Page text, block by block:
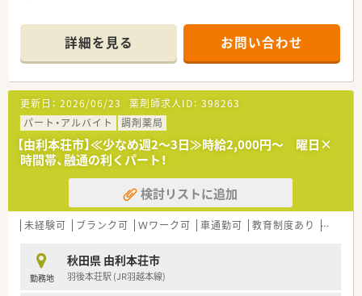
詳細を見る お問い合わせ
更新日： 2026/06/23 薬剤師求人ID： 398263
パート・アルバイト
調剤薬局
【由利本荘市】≪少なめ週2～3日≫時給2,000円～ 曜日×
時間帯、融通の利くパート！
検討リストに追加
未経験可 ブランク可 Ｗワーク可 車通勤可 教育制度あり 大手チ
勤務地
秋田県 由利本荘市
羽後本荘駅 (JR羽越本線)